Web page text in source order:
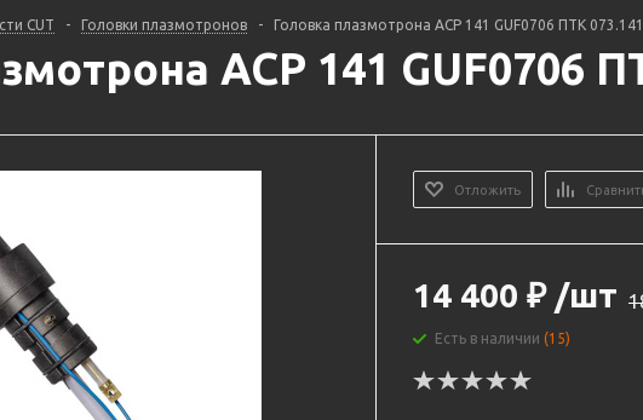
CUT - Головки плазмотронов - Головка плазмотрона ACP 141 GUF0706 ПТК
ACP 141 GUF0706
Отложить
14 400 ₽ /шт
Есть в наличии(15)